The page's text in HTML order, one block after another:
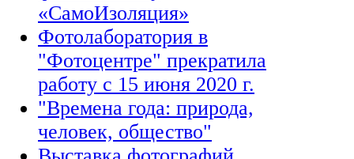
«СамоИзоляция»
Фотолаборатория в
"Фотоцентре" прекратила
работу с 15 июня 2020 г.
"Времена года: природа,
человек, общество"